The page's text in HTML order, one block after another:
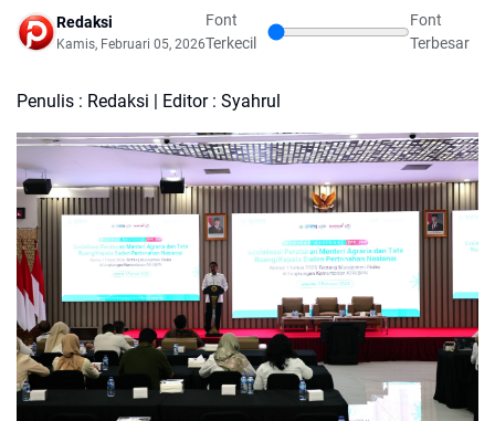
Redaksi
Kamis, Februari 05, 2026
Font
Terkecil
Font
Terbesar
Penulis : Redaksi | Editor : Syahrul